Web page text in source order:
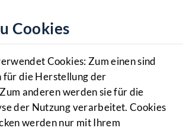
öffnen
Cookies
Cookies: Zum einen sind
die Herstellung der
anderen werden sie für die
der Nutzung verarbeitet. Cookies
werden nur mit Ihrem